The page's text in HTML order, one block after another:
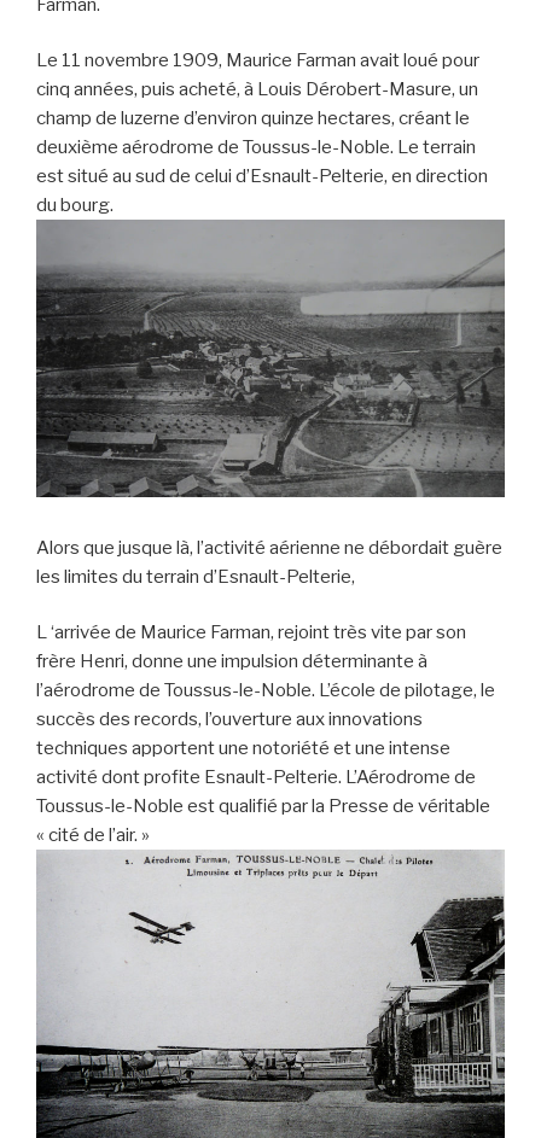
Farman.
Le 11 novembre 1909, Maurice Farman avait loué pour
cinq années, puis acheté, à Louis Dérobert-Masure, un
champ de luzerne d’environ quinze hectares, créant le
deuxième aérodrome de Toussus-le-Noble. Le terrain
est situé au sud de celui d’Esnault-Pelterie, en direction
du bourg.
Alors que jusque là, l’activité aérienne ne débordait guère
les limites du terrain d’Esnault-Pelterie,
L ‘arrivée de Maurice Farman, rejoint très vite par son
frère Henri, donne une impulsion déterminante à
l’aérodrome de Toussus-le-Noble. L’école de pilotage, le
succès des records, l’ouverture aux innovations
techniques apportent une notoriété et une intense
activité dont profite Esnault-Pelterie. L’Aérodrome de
Toussus-le-Noble est qualifié par la Presse de véritable
« cité de l’air. »